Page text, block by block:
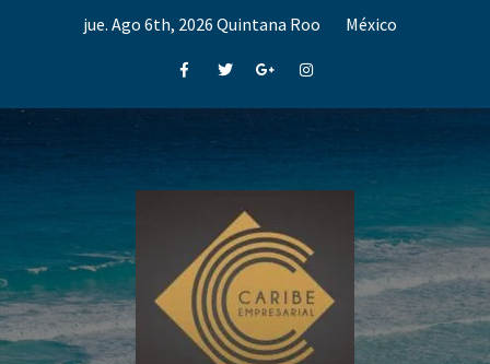
jue. Ago 6th, 2026 Quintana Roo México
FacebookTwitterGoogle+Instagram